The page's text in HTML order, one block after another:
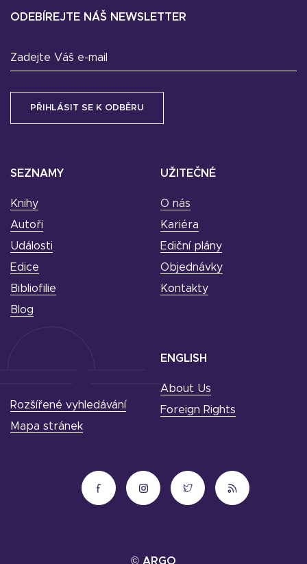
SEZNAMY
Knihy
Autoři
Události
Edice
Bibliofilie
Blog
UŽITEČNÉ
O nás
Kariéra
Ediční plány
Objednávky
Kontakty
ODEBÍREJTE NÁŠ NEWSLETTER
Zadejte Váš e-mail
ENGLISH
About Us
Foreign Rights
Rozšířené vyhledávání
Mapa stránek
© ARGO